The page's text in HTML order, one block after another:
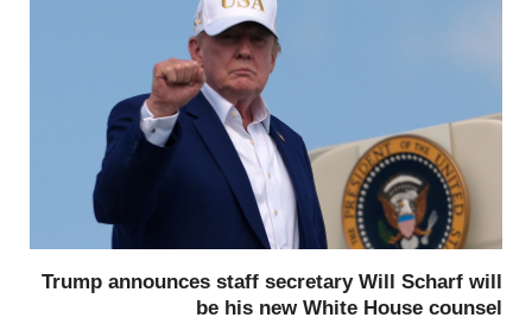
Trump announces staff secretary Will Scharf will
be his new White House counsel